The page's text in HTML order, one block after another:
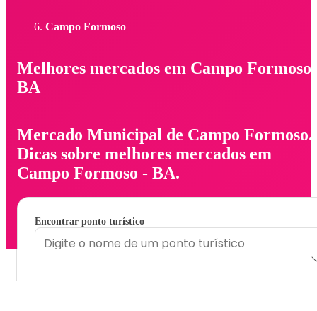
Campo Formoso
Melhores mercados em Campo Formoso
BA
Mercado Municipal de Campo Formoso.
Dicas sobre melhores mercados em
Campo Formoso - BA.
Encontrar ponto turístico